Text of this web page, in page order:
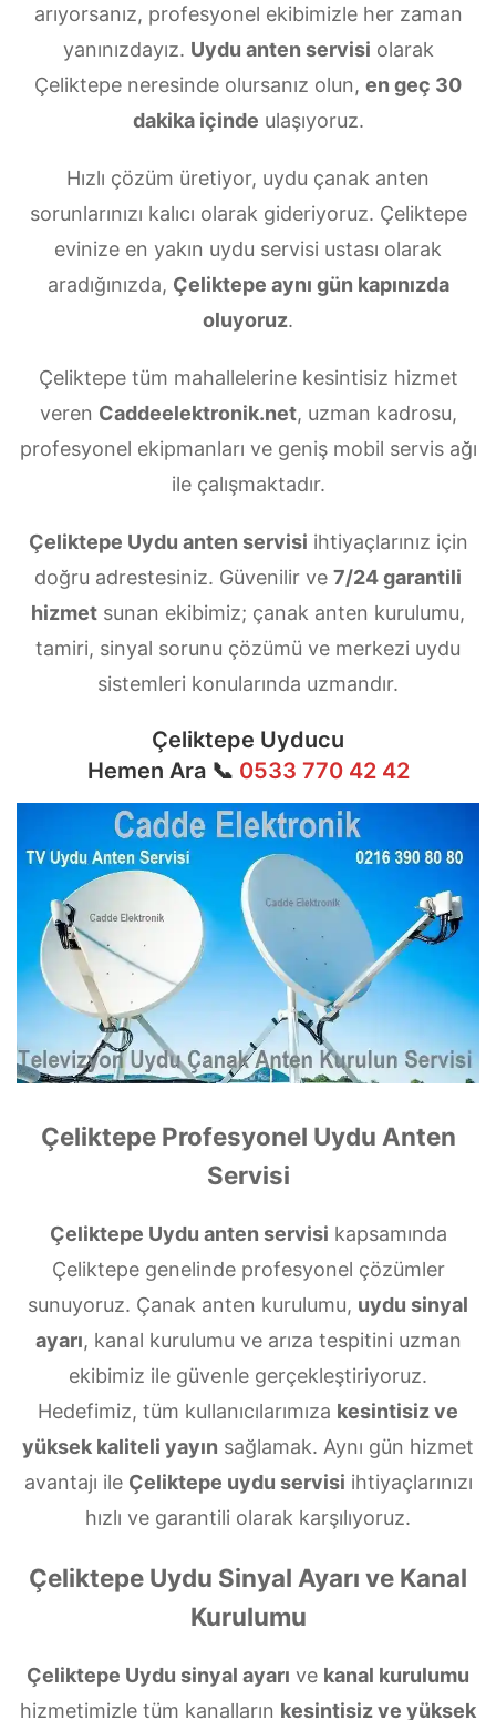
arıyorsanız, profesyonel ekibimizle her zaman
yanınızdayız. Uydu anten servisi olarak
Çeliktepe neresinde olursanız olun, en geç 30
dakika içinde ulaşıyoruz.
Hızlı çözüm üretiyor, uydu çanak anten
sorunlarınızı kalıcı olarak gideriyoruz. Çeliktepe
evinize en yakın uydu servisi ustası olarak
aradığınızda, Çeliktepe aynı gün kapınızda
oluyoruz.
Çeliktepe tüm mahallelerine kesintisiz hizmet
veren Caddeelektronik.net, uzman kadrosu,
profesyonel ekipmanları ve geniş mobil servis ağı
ile çalışmaktadır.
Çeliktepe Uydu anten servisi ihtiyaçlarınız için
doğru adrestesiniz. Güvenilir ve 7/24 garantili
hizmet sunan ekibimiz; çanak anten kurulumu,
tamiri, sinyal sorunu çözümü ve merkezi uydu
sistemleri konularında uzmandır.
Çeliktepe Uyducu
Hemen Ara 📞 0533 770 42 42
Çeliktepe Profesyonel Uydu Anten
Servisi
Çeliktepe Uydu anten servisi kapsamında
Çeliktepe genelinde profesyonel çözümler
sunuyoruz. Çanak anten kurulumu, uydu sinyal
ayarı, kanal kurulumu ve arıza tespitini uzman
ekibimiz ile güvenle gerçekleştiriyoruz.
Hedefimiz, tüm kullanıcılarımıza kesintisiz ve
yüksek kaliteli yayın sağlamak. Aynı gün hizmet
avantajı ile Çeliktepe uydu servisi ihtiyaçlarınızı
hızlı ve garantili olarak karşılıyoruz.
Çeliktepe Uydu Sinyal Ayarı ve Kanal
Kurulumu
Çeliktepe Uydu sinyal ayarı ve kanal kurulumu
hizmetimizle tüm kanalların kesintisiz ve yüksek